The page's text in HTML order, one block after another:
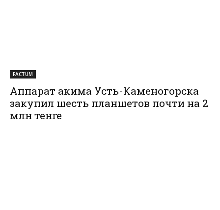
FACTUM
Аппарат акима Усть-Каменогорска
закупил шесть планшетов почти на 2
млн тенге